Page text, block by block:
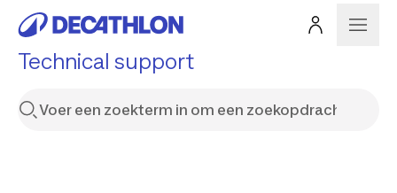
Technical support